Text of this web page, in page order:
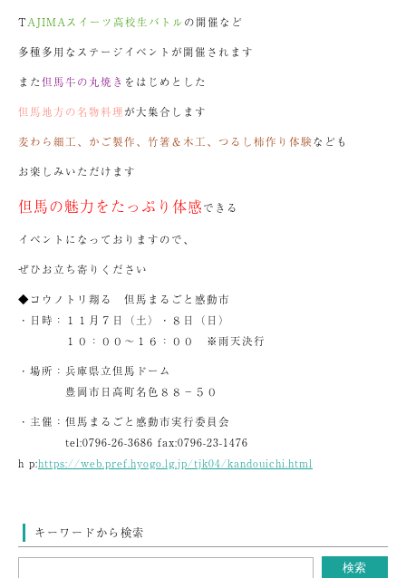
TAJIMAスイーツ高校生バトルの開催など
多種多用なステージイベントが開催されます
また但馬牛の丸焼き をはじめとした
但馬地方の名物料理が大集合します
麦わら細工、かご製作、竹箸＆木工、つるし柿作り体験なども
お楽しみいただけます
但馬の魅力をたっぷり体感できる
イベントになっておりますので、
ぜひお立ち寄りください
◆コウノトリ翔る 但馬まるごと感動市
・日時：１１月７日（土）・８日（日）
１０：００～１６：００ ※雨天決行
・場所：兵庫県立但馬ドーム
豊岡市日高町名色８８－５０
・主催：但馬まるごと感動市実行委員会
tel:0796-26-3686 fax:0796-23-1476
h p:https://web.pref.hyogo.lg.jp/tjk04/kandouichi.html
キーワードから検索